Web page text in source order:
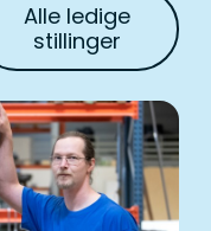
Alle ledige
stillinger